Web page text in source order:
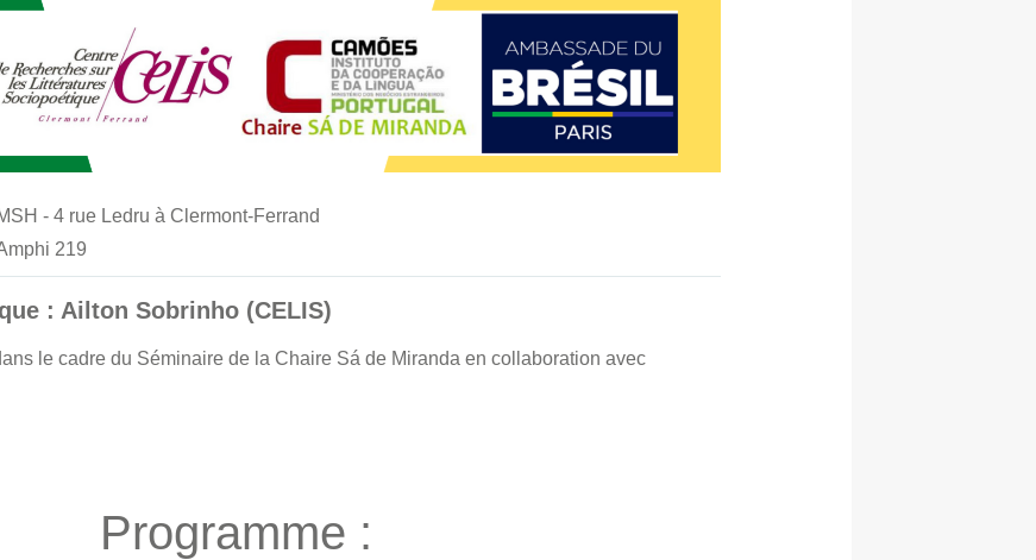
- 4 rue Ledru à Clermont-Ferrand
219
: Ailton Sobrinho (CELIS)
le cadre du Séminaire de la Chaire Sá de Miranda en collaboration avec
Programme :